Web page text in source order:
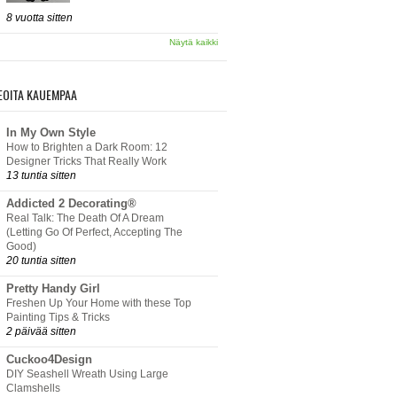
8 vuotta sitten
Näytä kaikki
KAUEMPAA
In My Own Style
How to Brighten a Dark Room: 12
Designer Tricks That Really Work
13 tuntia sitten
Addicted 2 Decorating®
Real Talk: The Death Of A Dream
(Letting Go Of Perfect, Accepting The
Good)
20 tuntia sitten
Pretty Handy Girl
Freshen Up Your Home with these Top
Painting Tips & Tricks
2 päivää sitten
Cuckoo4Design
DIY Seashell Wreath Using Large
Clamshells